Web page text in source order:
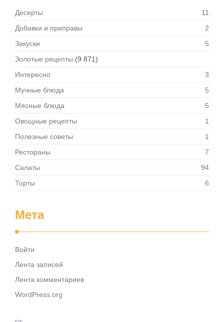
Десерты
11
Добавки и приправы
2
Закуски
5
Золотые рецепты (9 871)
Интересно
3
Мучные блюда
5
Мясные блюда
5
Овощные рецепты
1
Полезные советы
1
Рестораны
7
Салаты
94
Торты
6
Мета
Войти
Лента записей
Лента комментариев
WordPress.org